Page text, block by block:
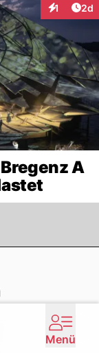
1 2d
A
Menü